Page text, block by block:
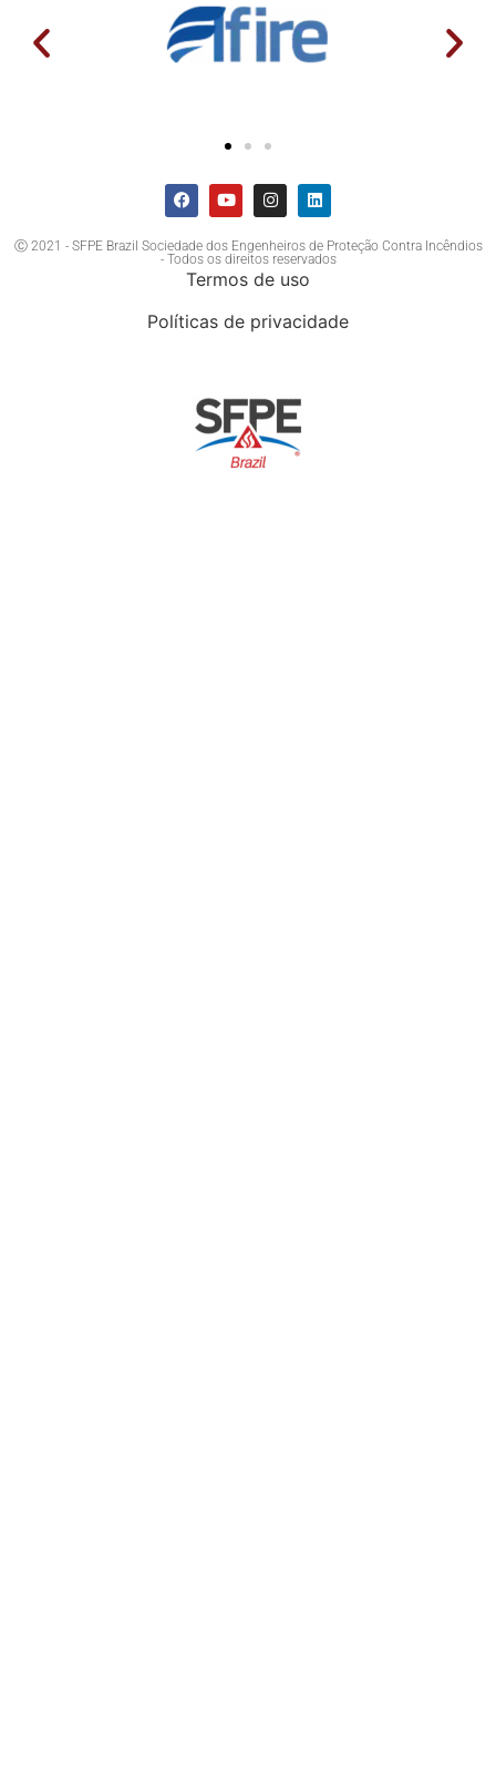
Ⓒ 2021 - SFPE Brazil Sociedade dos Engenheiros de Proteção Contra Incêndios
- Todos os direitos reservados
Termos de uso
Políticas de privacidade